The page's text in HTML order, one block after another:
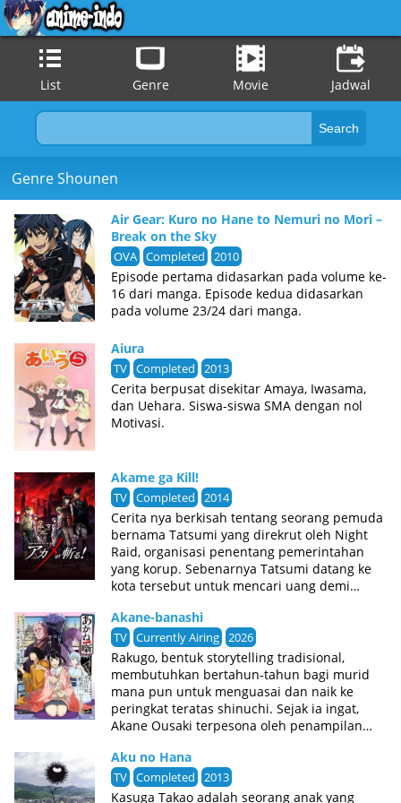
List Genre Movie Jadwal
Genre Shounen
Air Gear: Kuro no Hane to Nemuri no Mori –
Break on the Sky
OVA Completed 2010
Episode pertama didasarkan pada volume ke-
16 dari manga. Episode kedua didasarkan
pada volume 23/24 dari manga.
Aiura
TV Completed 2013
Cerita berpusat disekitar Amaya, Iwasama,
dan Uehara. Siswa-siswa SMA dengan nol
Motivasi.
Akame ga Kill!
TV Completed 2014
Cerita nya berkisah tentang seorang pemuda
bernama Tatsumi yang direkrut oleh Night
Raid, organisasi penentang pemerintahan
yang korup. Sebenarnya Tatsumi datang ke
kota tersebut untuk mencari uang demi
Setelah ia tiba di kota tersebut ia malah
dirampok dan kehilangan seluruh hartanya
dan ditolong oleh seseorang bernama Aria.
Pada suatu malam kediaman Aria diserang
sekelompok pembunuh yang dijuluki Night
Raid. Awalnya Tatsumi mencoba
menyelamatkan Aria dari eksekusi sang
pembunuh bernama Akame. Namun setelah
mengetahui kebenaran yang sesungguhnya
dari mulut anggota Night Raid, ia pun
berbalik menghabisi nyawa Aria. Karena
Akane-banashi
TV Currently Airing 2026
Rakugo, bentuk storytelling tradisional,
membutuhkan bertahun-tahun bagi murid
mana pun untuk menguasai dan naik ke
peringkat teratas shinuchi. Sejak ia ingat,
Akane Ousaki terpesona oleh penampilan
pintu geser, ia akan menghabiskan berjam-
jam menonton dan meniru karyanya.Untuk
Tooru, satu-satunya hal yang memisahkannya
Aku no Hana
TV Completed 2013
Kasuga Takao adalah seorang anak yang